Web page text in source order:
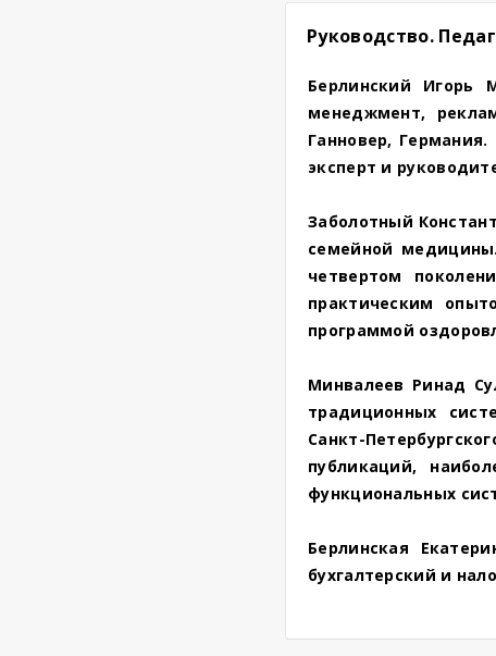
Руководство.
Берлинский Игорь
менеджмент,
Ганновер,
эксперт и
Заболотный
семейной
четвертом
практическим
программой
Минвалеев Ринад
традиционных
Санкт-
публикаций,
функциональных
Берлинская
бухгалтерский и